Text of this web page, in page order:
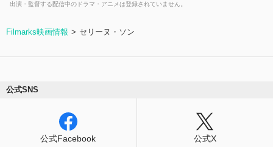
出演・監督する配信中のドラマ・アニメは登録されていません。
Filmarks映画情報 セリーヌ・ソン
公式SNS
公式Facebook 公式X